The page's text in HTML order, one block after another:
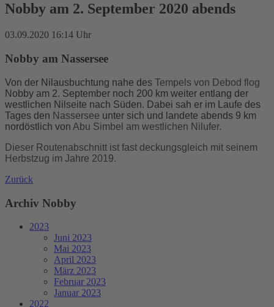
Nobby am 2. September 2020 abends
03.09.2020 16:14 Uhr
Nobby am Nassersee
Von der Nilausbuchtung nahe des Tempel s von Debod flog
Nobby am 2. September noch 200 km weiter entlang der
westlichen Nilseite nach Süden. Dabei sah er im Laufe des
Tages den Nassersee unter sich und landete abends 9 km
nordöstlich von Abu Simbel am westlichen Nilufer.
Dieser Routenabschnitt ist fast deckungsgleich mit seinem
Herbstzug im Jahre 2019.
Zurück
Archiv Nobby
2023
Juni 2023
Mai 2023
April 2023
März 2023
Februar 2023
Januar 2023
2022